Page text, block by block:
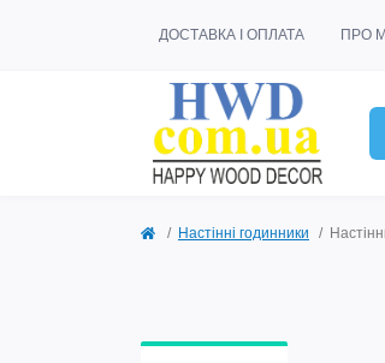
ДОСТАВКА І ОПЛАТА ПРО
Настінні годинники